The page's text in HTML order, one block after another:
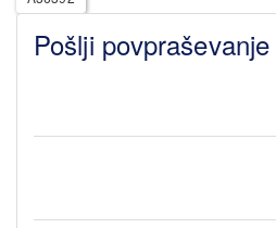
Pošlji povpraševanje